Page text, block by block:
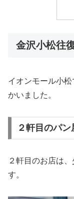
金沢小松往
イオンモール小
かいました。
２軒目のパン
２軒目のお店は
す。